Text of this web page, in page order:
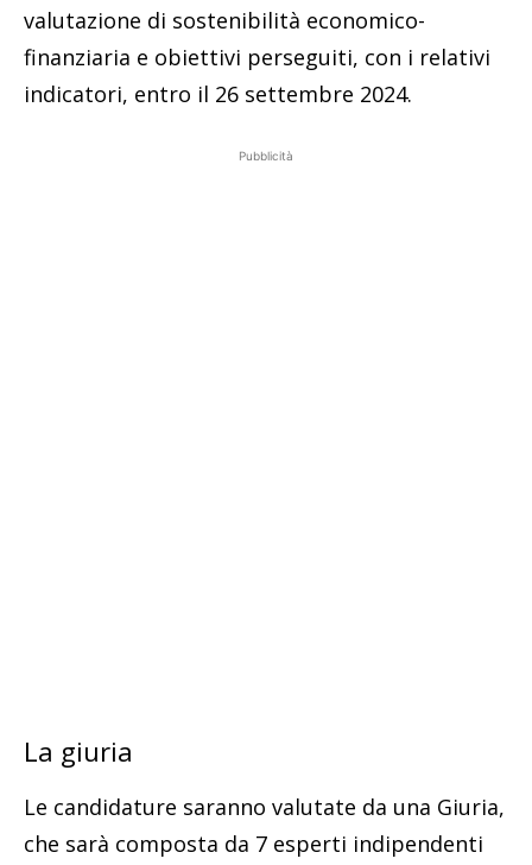
valutazione di sostenibilità economico-
finanziaria e obiettivi perseguiti, con i relativi
indicatori, entro il 26 settembre 2024.
Pubblicità
La giuria
Le candidature saranno valutate da una Giuria,
che sarà composta da 7 esperti indipendenti